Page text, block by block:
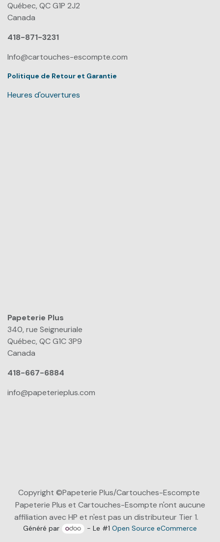
Québec, QC G1P 2J2
Canada
418-871-3231
Info@cartouches-escompte.com
Politique de Retour et Garantie
Heures d'ouvertures
Papeterie Plus​
340, rue Seigneuriale
Québec, QC G1C 3P9
Canada
418-667-6884
info@papeterieplus.com
Copyright ©Papeterie Plus/Cartouches-Escompte
Papeterie Plus et Cartouches-Esompte n'ont aucune
affiliation avec HP et n'est pas un distributeur Tier 1.
Généré par - Le #1Open Source eCommerce